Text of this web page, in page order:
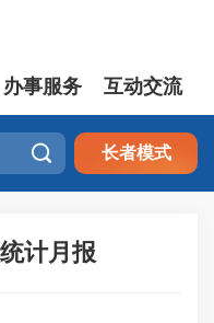
办事服务 互动交流
 长者模式
计月报